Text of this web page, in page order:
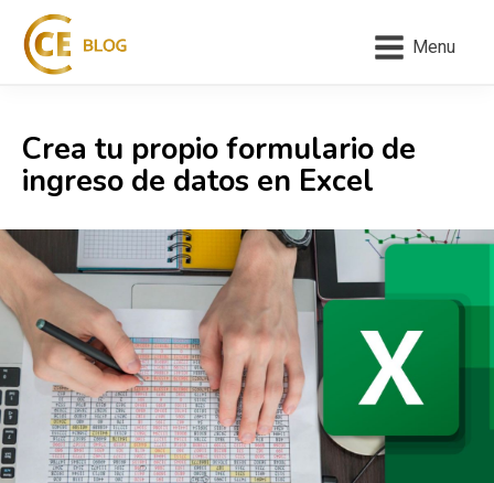
Menu
Crea tu propio formulario de
ingreso de datos en Excel